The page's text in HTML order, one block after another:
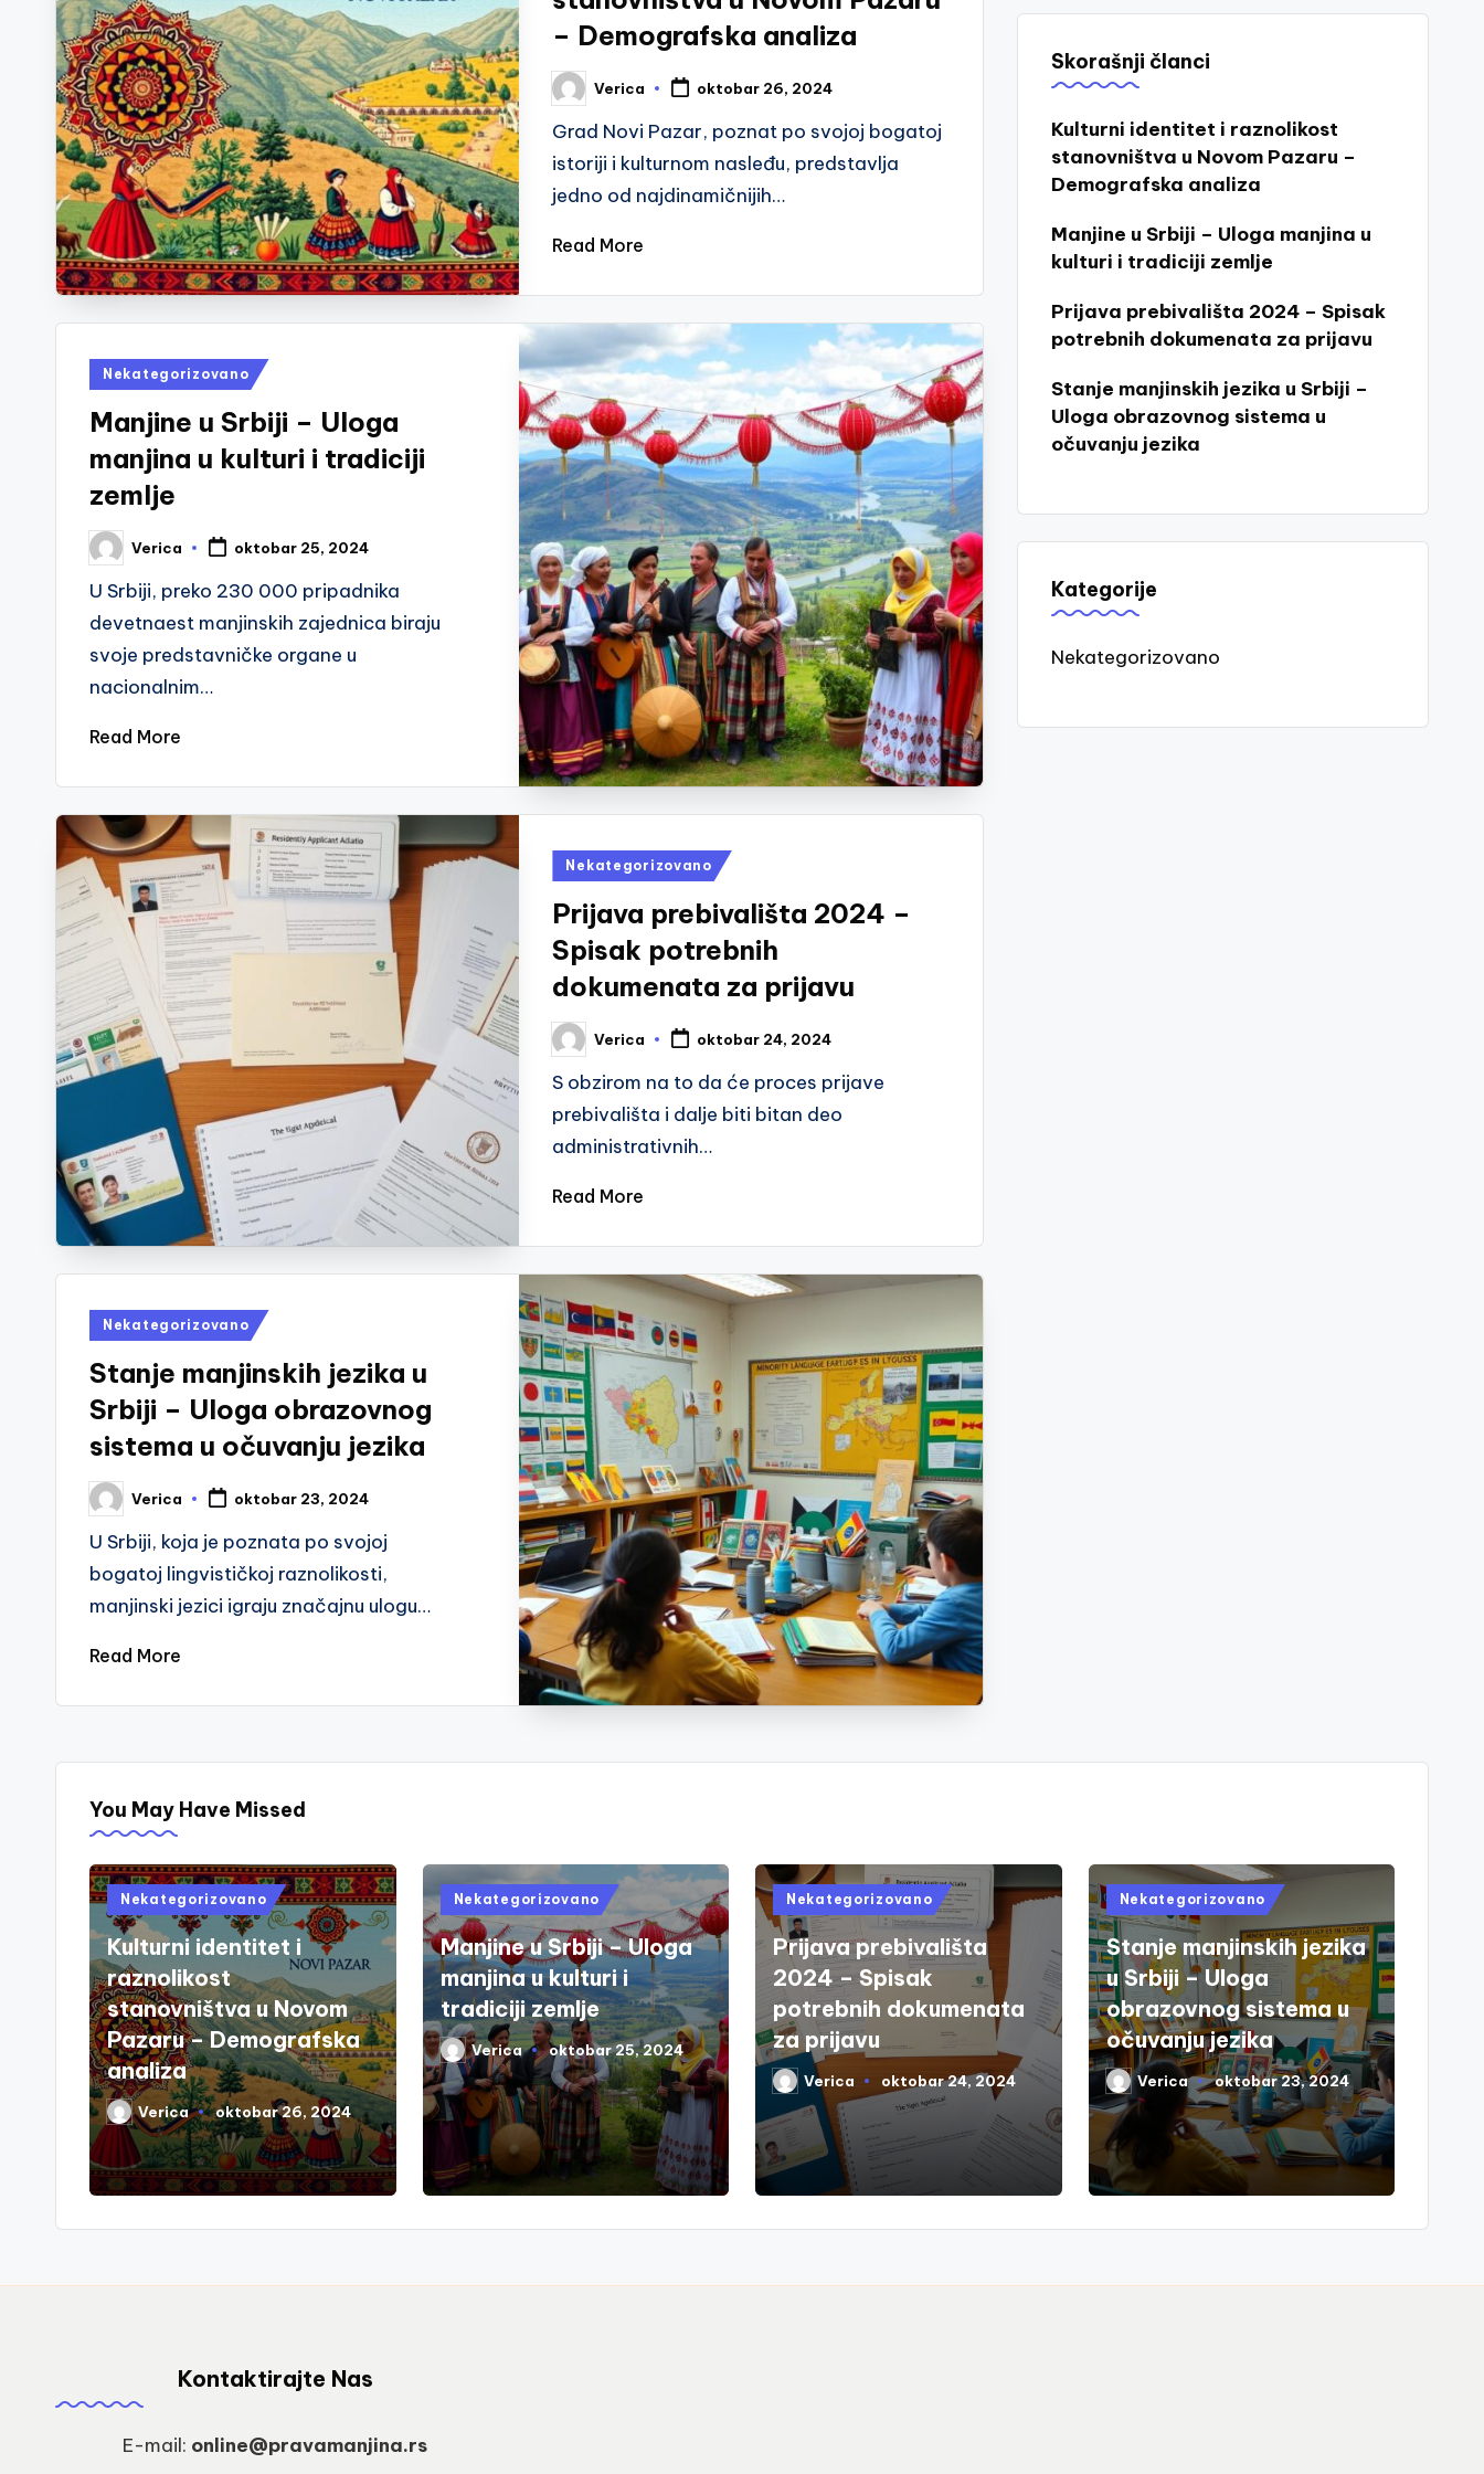
– Demografska analiza
Posted
by
Verica oktobar 26, 2024
Grad Novi Pazar, poznat po svojoj bogatoj
istoriji i kulturnom nasleđu, predstavlja
jedno od najdinamičnijih…
Read More
Posted
Nekategorizovano
Manjine u Srbiji – Uloga
manjina u kulturi i tradiciji
zemlje
Posted
by
Verica oktobar 25, 2024
U Srbiji, preko 230 000 pripadnika
devetnaest manjinskih zajednica biraju
svoje predstavničke organe u
nacionalnim…
Read More
Posted
Nekategorizovano
Prijava prebivališta 2024 –
Spisak potrebnih
dokumenata za prijavu
Posted
by
Verica oktobar 24, 2024
S obzirom na to da će proces prijave
prebivališta i dalje biti bitan deo
administrativnih…
Read More
Posted
Nekategorizovano
Stanje manjinskih jezika u
Srbiji – Uloga obrazovnog
sistema u očuvanju jezika
Posted
by
Verica oktobar 23, 2024
U Srbiji, koja je poznata po svojoj
bogatoj lingvističkoj raznolikosti,
manjinski jezici igraju značajnu ulogu…
Read More
Skorašnji članci
Kulturni identitet i raznolikost
stanovništva u Novom Pazaru –
Demografska analiza
Manjine u Srbiji – Uloga manjina u
kulturi i tradiciji zemlje
Prijava prebivališta 2024 – Spisak
potrebnih dokumenata za prijavu
Stanje manjinskih jezika u Srbiji –
Uloga obrazovnog sistema u
očuvanju jezika
Kategorije
Nekategorizovano
You May Have Missed
Posted
in
Nekategorizovano
Kulturni identitet i
raznolikost
stanovništva u Novom
Pazaru – Demografska
analiza
Posted
by
Verica oktobar 26, 2024
Posted
in
Nekategorizovano
Manjine u Srbiji – Uloga
manjina u kulturi i
tradiciji zemlje
Posted
by
Verica oktobar 25, 2024
Posted
in
Nekategorizovano
Prijava prebivališta
2024 – Spisak
potrebnih dokumenata
za prijavu
PostedVerica oktobar 24, 2024
Posted
in
Nekategorizovano
Stanje manjinskih jezika
u Srbiji – Uloga
obrazovnog sistema u
očuvanju jezika
Posted
by
Verica oktobar 23, 2024
Kontaktirajte Nas
E-mail: online@pravamanjina.rs